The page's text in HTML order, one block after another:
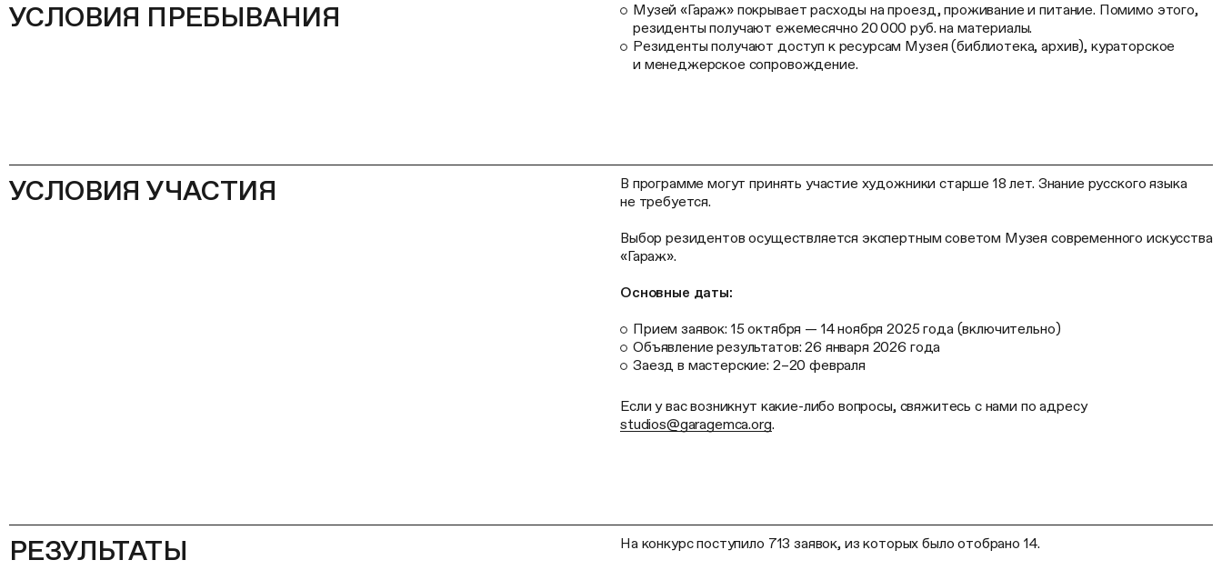
УСЛОВИЯ ПРЕБЫВАНИЯ
Музей «Гараж» покрывает расходы на проезд, проживание и питание. Помимо этого,
резиденты получают ежемесячно 20 000 руб. на материалы.
Резиденты получают доступ к ресурсам Музея (библиотека, архив), кураторское
и менеджерское сопровождение.
УСЛОВИЯ УЧАСТИЯ
В программе могут принять участие художники старше 18 лет. Знание русского языка
не требуется.
Выбор резидентов осуществляется экспертным советом Музея современного искусства
«Гараж».
Основные даты:
Прием заявок: 15 октября — 14 ноября 2025 года (включительно)
Объявление результатов: 26 января 2026 года
Заезд в мастерские: 2–20 февраля
Если у вас возникнут какие-либо вопросы, свяжитесь с нами по адресу
studios@garagemca.org.
РЕЗУЛЬТАТЫ На конкурс поступило 713 заявок, из которых было отобрано 14.